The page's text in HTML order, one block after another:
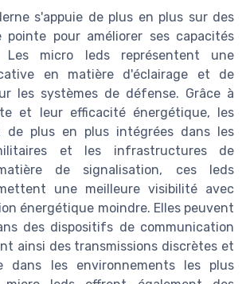
s'appuie de plus en plus sur des
pointe pour améliorer ses capacités
Les micro leds représentent une
en matière d'éclairage et de
les systèmes de défense. Grâce à
et leur efficacité énergétique, les
de plus en plus intégrées dans les
et les infrastructures de
de signalisation, ces leds
une meilleure visibilité avec
énergétique moindre. Elles peuvent
des dispositifs de communication
ainsi des transmissions discrètes et
dans les environnements les plus